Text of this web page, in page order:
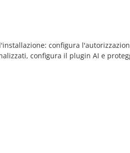
configura
configura il plugin AI e